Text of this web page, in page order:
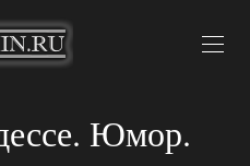
Юмор.